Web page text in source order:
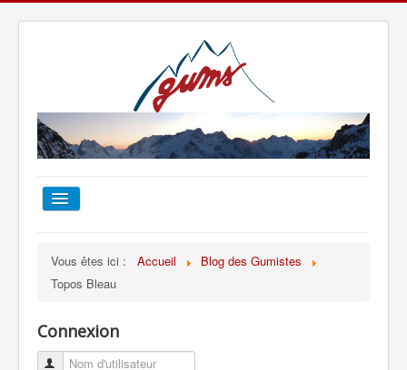
TOUT SUR LE GUMS
ESCALADE
Vous êtes ici : Accueil
Blog des Gumistes
Topos Bleau
Connexion